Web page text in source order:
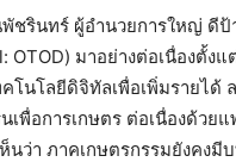
รินทร์ ผู้อำนวยการใหญ่ ดีป้
OTOD) มาอย่างต่อเนื่องตั้
โนโลยีดิจิทัลเพื่อเพิ่มรายได้
เพื่อการเกษตร ต่อเนื่องด้ว
ห็นว่า ภาคเกษตรกรรมยังคง